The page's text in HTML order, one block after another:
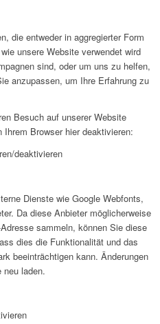
die entweder in aggregierter Form
unsere Website verwendet wird
sind, oder um uns zu helfen,
anzupassen, um Ihre Erfahrung zu
Besuch auf unserer Website
Browser hier deaktivieren:
deaktivieren
Dienste wie Google Webfonts,
Da diese Anbieter möglicherweise
sammeln, können Sie diese
dies die Funktionalität und das
beeinträchtigen kann. Änderungen
neu laden.